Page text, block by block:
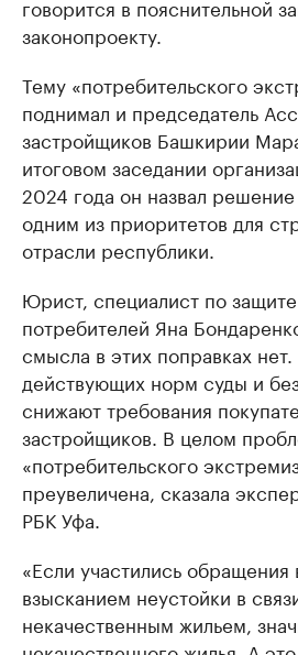
говорится в пояснительной
законопроекту.
Тему «потребительского
поднимал и председатель
застройщиков Башкирии
итоговом заседании
2024 года он назвал
одним из приоритетов для
отрасли республики.
Юрист, специалист по
потребителей Яна
смысла в этих поправках
действующих норм суды и
снижают требования
застройщиков. В целом
«потребительского
преувеличена, сказала
РБК Уфа.
«Если участились обращения
взысканием неустойки в
некачественным жильем,